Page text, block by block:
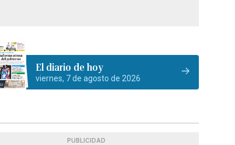
El diario de hoy
viernes, 7 de agosto de 2026
PUBLICIDAD